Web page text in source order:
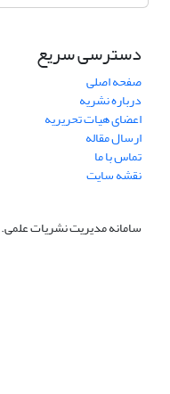
دسترسی سریع
صفحه اصلی
درباره نشریه
اعضای هیات تحریریه
ارسال مقاله
تماس با ما
نقشه سایت
سامانه مدیریت نشریات علمی.